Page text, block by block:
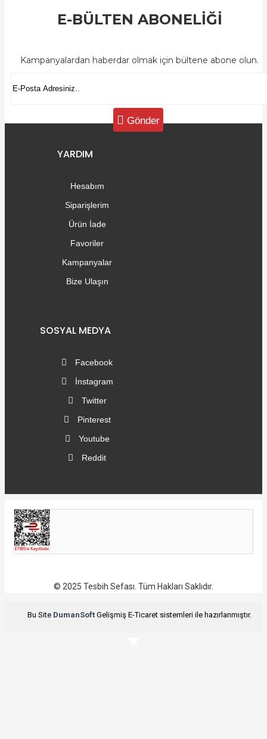
E-BÜLTEN ABONELİĞİ
Kampanyalardan haberdar olmak için bültene abone olun.
Gönder
YARDIM
Hesabım
Siparişlerim
Ürün İade
Favoriler
Kampanyalar
Bize Ulaşın
SOSYAL MEDYA
Facebook
İnstagram
Twitter
Pinterest
Youtube
Reddit
© 2025 Tesbih Sefası. Tüm Hakları Saklıdır.
Bu Site DumanSoft Gelişmiş E-Ticaret sistemleri ile hazırlanmıştır.